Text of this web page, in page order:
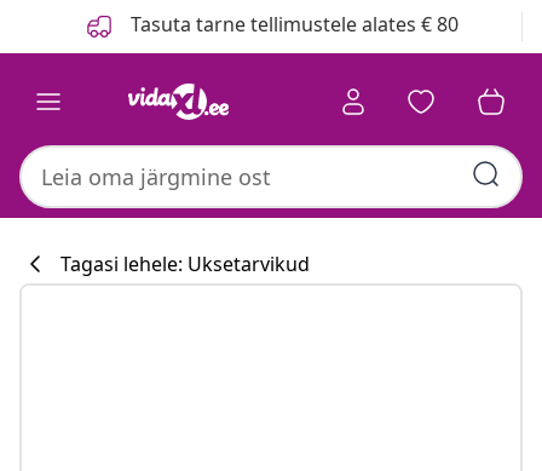
Tasuta tarne tellimustele alates € 80
Tagasi lehele: Uksetarvikud